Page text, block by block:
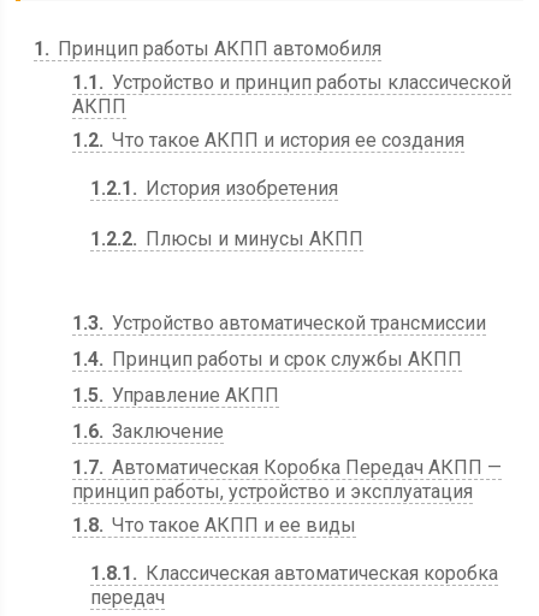
1
Принцип работы АКПП автомобиля
1.1
Устройство и принцип работы классической
АКПП
1.2 Что такое АКПП и история ее создания
1.2.1 История изобретения
1.2.2 Плюсы и минусы АКПП
1.3 Устройство автоматической трансмиссии
1.4
Принцип работы и срок службы АКПП
1.5 Управление АКПП
1.6 Заключение
1.7 Автоматическая Коробка Передач АКПП —
принцип работы, устройство и эксплуатация
1.8 Что такое АКПП и ее виды
1.8.1
Классическая автоматическая коробка
передач